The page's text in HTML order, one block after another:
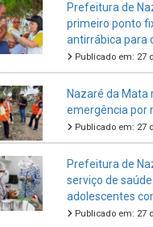
Prefeitura de
primeiro ponto
antirrábica para
Publicado em: 27
Nazaré da Mata
emergência por
Publicado em: 27
Prefeitura de
serviço de
adolescentes
Publicado em: 27